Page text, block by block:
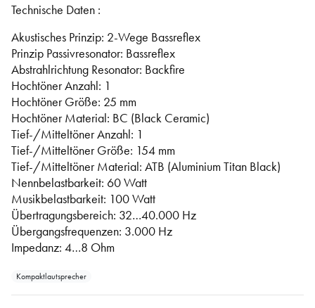
Technische Daten :
Akustisches Prinzip: 2-Wege Bassreflex
Prinzip Passivresonator: Bassreflex
Abstrahlrichtung Resonator: Backfire
Hochtöner Anzahl: 1
Hochtöner Größe: 25 mm
Hochtöner Material: BC (Black Ceramic)
Tief-/Mitteltöner Anzahl: 1
Tief-/Mitteltöner Größe: 154 mm
Tief-/Mitteltöner Material: ATB (Aluminium Titan Black)
Nennbelastbarkeit: 60 Watt
Musikbelastbarkeit: 100 Watt
Übertragungsbereich: 32…40.000 Hz
Übergangsfrequenzen: 3.000 Hz
Impedanz: 4…8 Ohm
Kompaktlautsprecher